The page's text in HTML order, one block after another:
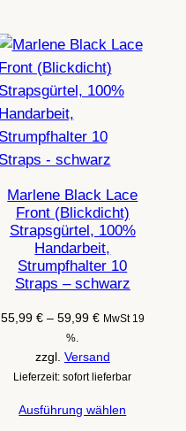
Marlene Black Lace
Front (Blickdicht)
Strapsgürtel, 100%
Handarbeit,
Strumpfhalter 10
Straps – schwarz
55,99 € – 59,99 €Preisspanne:
bis
59,99 €
MwSt 19
%.
zzgl. Versand
Lieferzeit: sofort lieferbar
Ausführung wählen